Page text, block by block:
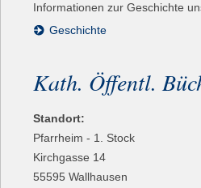
Informationen zur Geschichte
Geschichte
Kath. Öffentl.
Standort:
Pfarrheim - 1. Stock
Kirchgasse 14
55595 Wallhausen